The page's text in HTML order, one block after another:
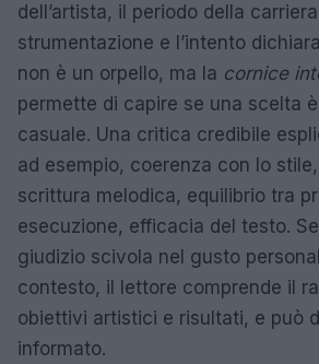
dell’artista, il periodo della
strumentazione e l’intento
non è un orpello, ma la cornice
permette di capire se una scelta
casuale. Una critica credibile
ad esempio, coerenza con lo
scrittura melodica, equilibrio tra
esecuzione, efficacia del testo.
giudizio scivola nel gusto
contesto, il lettore comprende il
obiettivi artistici e risultati, e può
informato.